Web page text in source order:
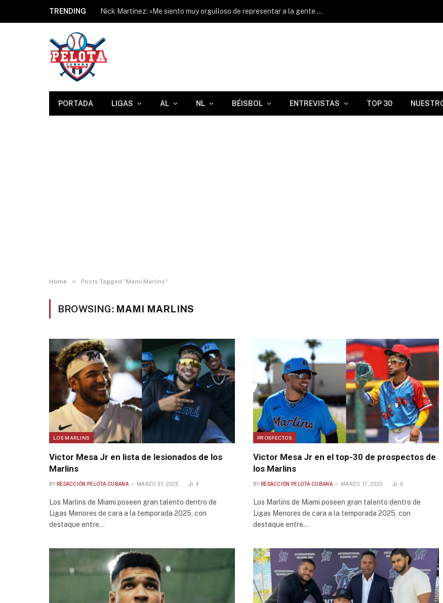
TRENDING Nick Martínez: «Me siento muy orgulloso de representar a la gente cubanoamericana»
PORTADA LIGAS AL NL BÉISBOL ENTREVISTAS TOP 30
Home » Posts Tagged "Mami Marlins"
BROWSING: MAMI MARLINS
LOS MARLINS
Victor Mesa Jr en lista de lesionados de los
Marlins
BY REDACCIÓN PELOTA CUBANA MARZO 31, 2025 4
Los Marlins de Miami poseen gran talento dentro de
Ligas Menores de cara a la temporada 2025, con
destaque entre…
PROSPECTOS
Victor Mesa Jr en el top-30 de prospectos de
los Marlins
BY REDACCIÓN PELOTA CUBANA MARZO 17, 2025 6
Los Marlins de Miami poseen gran talento dentro de
Ligas Menores de cara a la temporada 2025, con
destaque entre…